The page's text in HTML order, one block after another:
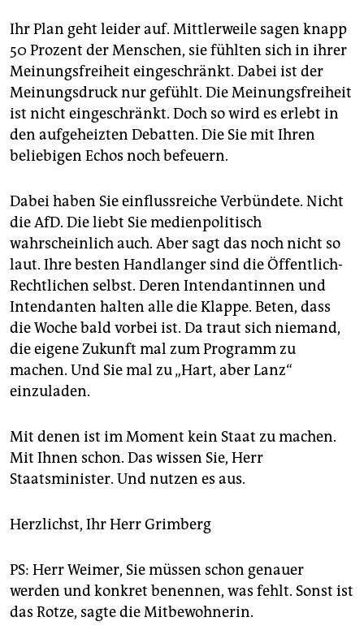
Ihr Plan geht leider auf. Mittlerweile sagen knapp
50 Prozent der Menschen, sie fühlten sich in ihrer
Meinungsfreiheit eingeschränkt. Dabei ist der
Meinungsdruck nur gefühlt. Die Meinungsfreiheit
ist nicht eingeschränkt. Doch so wird es erlebt in
den aufgeheizten Debatten. Die Sie mit Ihren
beliebigen Echos noch befeuern.
Dabei haben Sie einflussreiche Verbündete. Nicht
die AfD. Die liebt Sie medienpolitisch
wahrscheinlich auch. Aber sagt das noch nicht so
laut. Ihre besten Handlanger sind die Öffentlich-
Rechtlichen selbst. Deren Intendantinnen und
Intendanten halten alle die Klappe. Beten, dass
die Woche bald vorbei ist. Da traut sich niemand,
die eigene Zukunft mal zum Programm zu
machen. Und Sie mal zu „Hart, aber Lanz“
einzuladen.
Mit denen ist im Moment kein Staat zu machen.
Mit Ihnen schon. Das wissen Sie, Herr
Staatsminister. Und nutzen es aus.
Herzlichst, Ihr Herr Grimberg
PS: Herr Weimer, Sie müssen schon genauer
werden und konkret benennen, was fehlt. Sonst ist
das Rotze, sagte die Mitbewohnerin.